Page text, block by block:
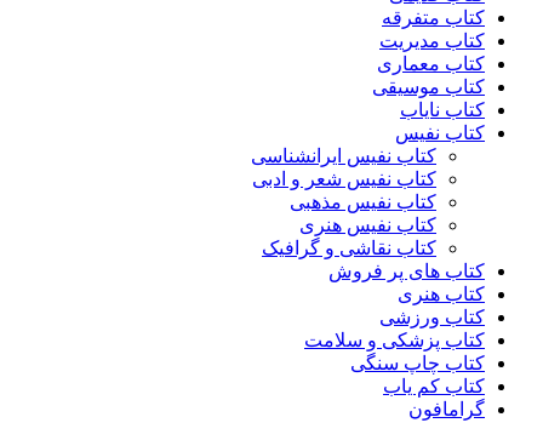
کتاب متفرقه
کتاب مدیریت
کتاب معماری
کتاب موسیقی
کتاب نایاب
کتاب نفیس
کتاب نفیس ایرانشناسی
کتاب نفیس شعر و ادبی
کتاب نفیس مذهبی
کتاب نفیس هنری
کتاب نقاشی و گرافیک
کتاب های پر فروش
کتاب هنری
کتاب ورزشی
کتاب پزشکی و سلامت
کتاب چاپ سنگی
کتاب کم یاب
گرامافون